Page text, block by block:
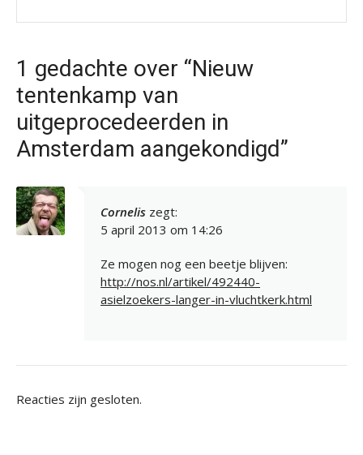
1 gedachte over “Nieuw
tentenkamp van
uitgeprocedeerden in
Amsterdam aangekondigd”
Cornelis zegt:
5 april 2013 om 14:26
Ze mogen nog een beetje blijven:
http://nos.nl/artikel/492440-
asielzoekers-langer-in-vluchtkerk.html
Reacties zijn gesloten.